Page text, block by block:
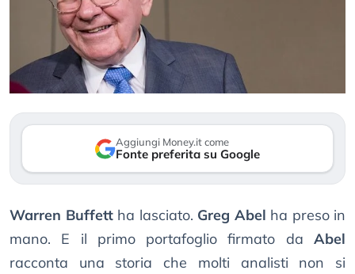
Aggiungi Money.it come
Fonte preferita su Google
Warren Buffettha lasciato. Greg Abel ha preso in
mano. E il primo portafoglio firmato da Abel
racconta una storia che molti analisti non si